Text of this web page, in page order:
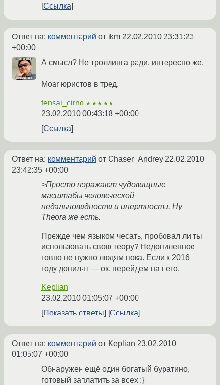
Ссылка
Ответ на: комментарий от ikm 22.02.2010 23:31:23
+00:00
А смысл? Не троллинга ради, интересно же.
Moar юристов в тред.
tensai_cirno ★★★★★
23.02.2010 00:43:18 +00:00
Ссылка
Ответ на: комментарий от Chaser_Andrey 22.02.2010
23:42:35 +00:00
>Просто поражают чудовищные
масштабы человеческой
недальновидности и инертности. Ну
Theora же есть.
Прежде чем языком чесать, пробовал ли ты
использовать свою теору? Недопиленное
говно не нужно людям пока. Если к 2016
году допилят — ок, перейдем на него.
Keplian
23.02.2010 01:05:07 +00:00
Показать ответы
Ссылка
Ответ на: комментарий от Keplian 23.02.2010
01:05:07 +00:00
Обнаружен ещё один богатый буратино,
готовый заплатить за всех :}